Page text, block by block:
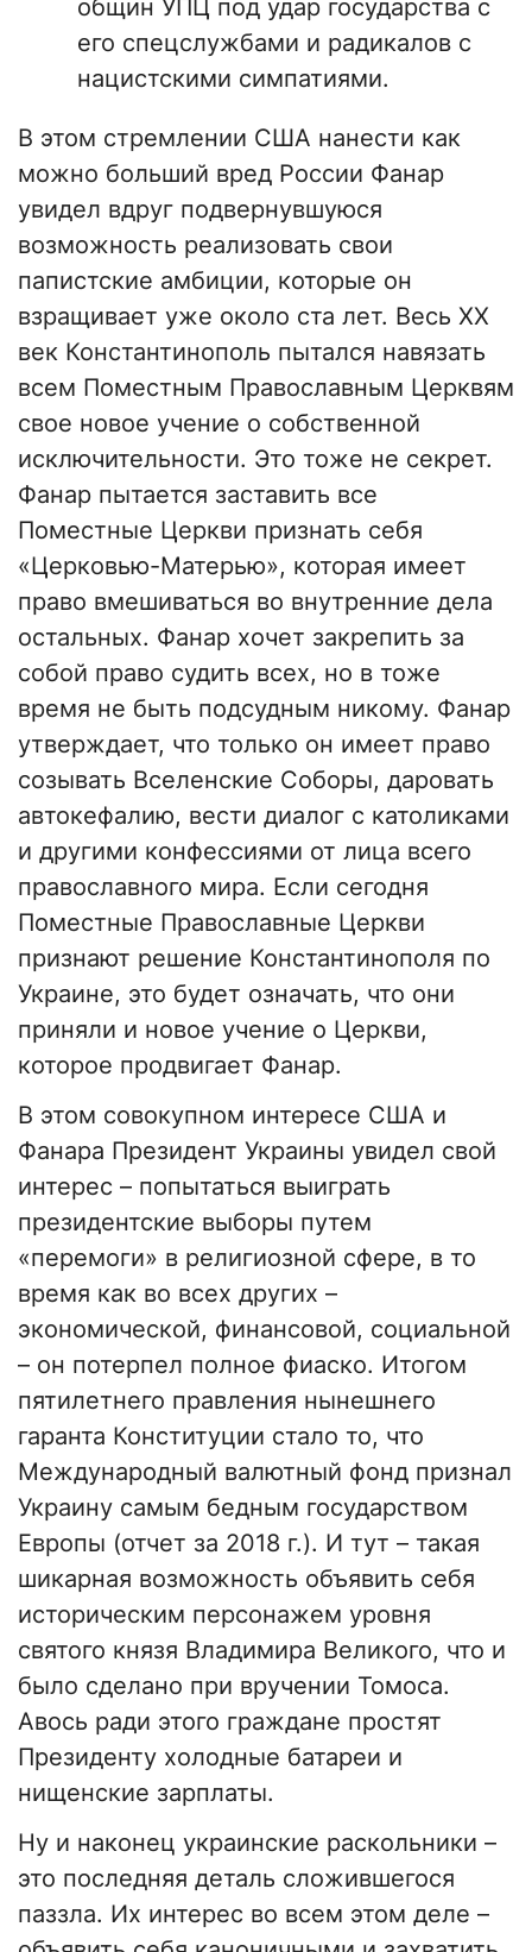
общин УПЦ под удар государства с
его спецслужбами и радикалов с
нацистскими симпатиями.
В этом стремлении США нанести как
можно больший вред России Фанар
увидел вдруг подвернувшуюся
возможность реализовать свои
папистские амбиции, которые он
взращивает уже около ста лет. Весь XX
век Константинополь пытался навязать
всем Поместным Православным Церквям
свое новое учение о собственной
исключительности. Это тоже не секрет.
Фанар пытается заставить все
Поместные Церкви признать себя
«Церковью-Матерью», которая имеет
право вмешиваться во внутренние дела
остальных. Фанар хочет закрепить за
собой право судить всех, но в тоже
время не быть подсудным никому. Фанар
утверждает, что только он имеет право
созывать Вселенские Соборы, даровать
автокефалию, вести диалог с католиками
и другими конфессиями от лица всего
православного мира. Если сегодня
Поместные Православные Церкви
признают решение Константинополя по
Украине, это будет означать, что они
приняли и новое учение о Церкви,
которое продвигает Фанар.
В этом совокупном интересе США и
Фанара Президент Украины увидел свой
интерес – попытаться выиграть
президентские выборы путем
«перемоги» в религиозной сфере, в то
время как во всех других –
экономической, финансовой, социальной
– он потерпел полное фиаско. Итогом
пятилетнего правления нынешнего
гаранта Конституции стало то, что
Международный валютный фонд признал
Украину самым бедным государством
Европы (отчет за 2018 г.). И тут – такая
шикарная возможность объявить себя
историческим персонажем уровня
святого князя Владимира Великого, что и
было сделано при вручении Томоса.
Авось ради этого граждане простят
Президенту холодные батареи и
нищенские зарплаты.
Ну и наконец украинские раскольники –
это последняя деталь сложившегося
паззла. Их интерес во всем этом деле –